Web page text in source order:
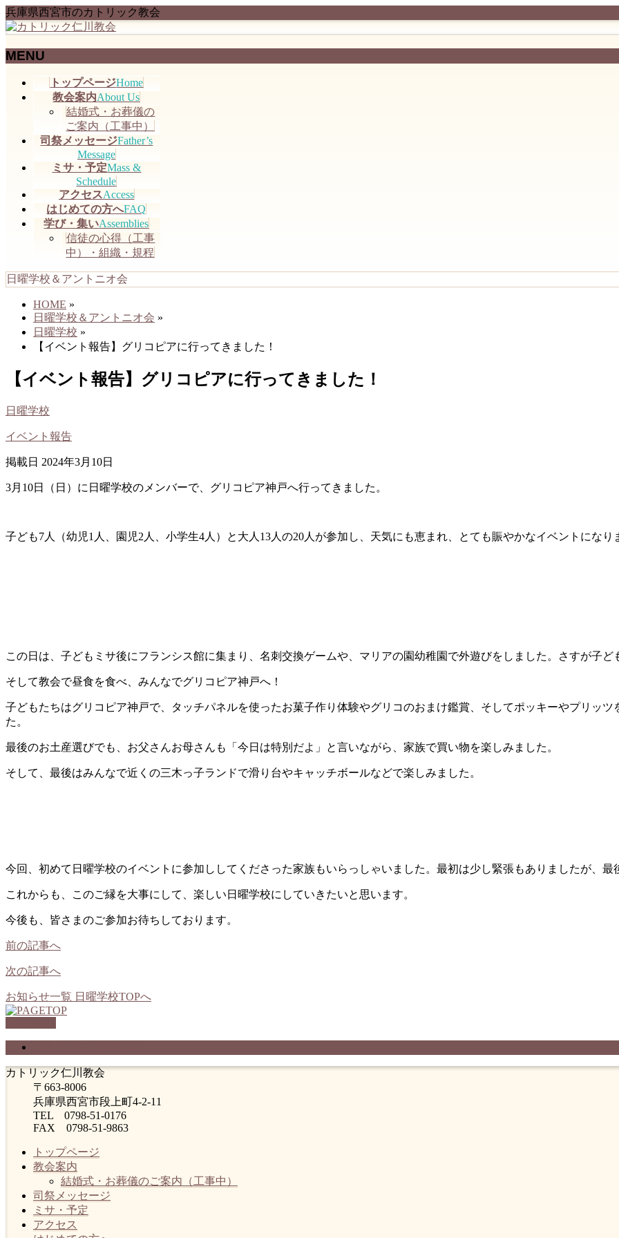
兵庫県西宮市のカトリック教会
MENU
トップページHome
教会案内About Us
結婚式・お葬儀の
ご案内（工事中）
司祭メッセージFather’s
Message
ミサ・予定Mass &
Schedule
アクセスAccess
はじめての方へFAQ
学び・集いAssemblies
信徒の心得（工事
中）・組織・規程
日曜学校＆アントニオ会
HOME »
日曜学校＆アントニオ会 »
日曜学校 »
【イベント報告】グリコピアに行ってきました！
【イベント報告】グリコピアに行ってきました！
日曜学校
イベント報告
掲載日 2024年3月10日
3月10日（日）に日曜学校のメンバーで、グリコピア神戸へ行ってきました。
子ども7人（幼児1人、園児2人、小学生4人）と大人13人の20人が参加し、天気にも恵まれ、とても賑やかなイベントになり
この日は、子どもミサ後にフランシス館に集まり、名刺交換ゲームや、マリアの園幼稚園で外遊びをしました。さすが子
そして教会で昼食を食べ、みんなでグリコピア神戸へ！
子どもたちはグリコピア神戸で、タッチパネルを使ったお菓子作り体験やグリコのおまけ鑑賞、そしてポッキーやプリッ
た。
最後のお土産選びでも、お父さんお母さんも「今日は特別だよ」と言いながら、家族で買い物を楽しみました。
そして、最後はみんなで近くの三木っ子ランドで滑り台やキャッチボールなどで楽しみました。
今回、初めて日曜学校のイベントに参加ししてくださった家族もいらっしゃいました。最初は少し緊張もありましたが、
これからも、このご縁を大事にして、楽しい日曜学校にしていきたいと思います。
今後も、皆さまのご参加お待ちしております。
前の記事へ
次の記事へ
お知らせ一覧 日曜学校TOPへ
カトリック仁川教会
〒663-8006
兵庫県西宮市段上町4-2-11
TEL 0798-51-0176
FAX 0798-51-9863
トップページ
教会案内
結婚式・お葬儀のご案内（工事中）
司祭メッセージ
ミサ・予定
アクセス